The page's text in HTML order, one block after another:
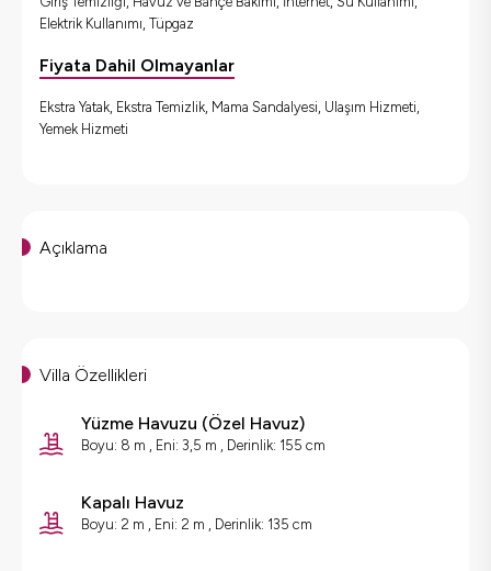
Elektrik Kullanımı, Tüpgaz
Fiyata Dahil Olmayanlar
Ekstra Yatak, Ekstra Temizlik, Mama Sandalyesi, Ulaşım Hizmeti,
Yemek Hizmeti
Açıklama
Villa Özellikleri
Yüzme Havuzu (Özel Havuz)
Boyu: 8 m , Eni: 3,5 m , Derinlik: 155 cm
Kapalı Havuz
Boyu: 2 m , Eni: 2 m , Derinlik: 135 cm